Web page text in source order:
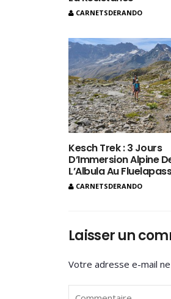
CARNETSDERANDO
Kesch Trek : 3 Jours
D’Immersion Alpine
L’Albula Au
CARNETSDERANDO
Laisser un
Votre adresse e-mail